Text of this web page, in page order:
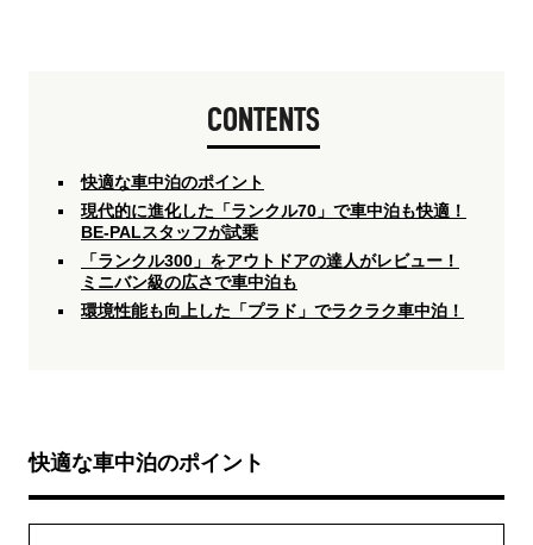
CONTENTS
快適な車中泊のポイント
現代的に進化した「ランクル70」で車中泊も快適！
BE-PALスタッフが試乗
「ランクル300」をアウトドアの達人がレビュー！
ミニバン級の広さで車中泊も
環境性能も向上した「プラド」でラクラク車中泊！
快適な車中泊のポイント